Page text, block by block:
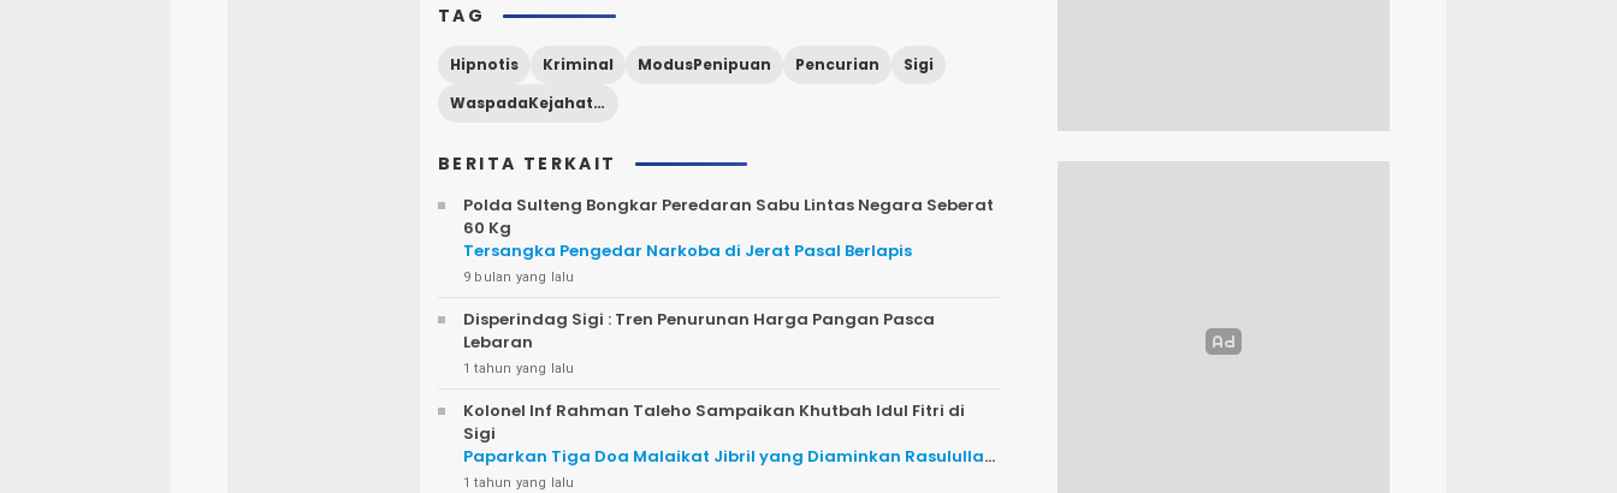
TAG
Hipnotis Kriminal ModusPenipuan Pencurian
Sigi
WaspadaKejahatan
BERITA TERKAIT
Polda Sulteng Bongkar Peredaran Sabu Lintas Negara Seberat
60 Kg
Tersangka Pengedar Narkoba di Jerat Pasal Berlapis
9 bulan yang lalu
Disperindag Sigi : Tren Penurunan Harga Pangan Pasca
Lebaran
1 tahun yang lalu
Kolonel Inf Rahman Taleho Sampaikan Khutbah Idul Fitri di
Sigi
Paparkan Tiga Doa Malaikat Jibril yang Diaminkan Rasulullah
SAW
1 tahun yang lalu